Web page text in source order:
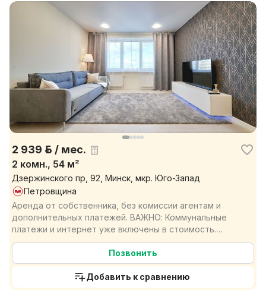
2 939 р. / мес.
2 комн., 54 м²
Дзержинского пр, 92, Минск, мкр. Юго-Запад
Петровщина
Аренда от собственника, без комиссии агентам и
дополнительных платежей. ВАЖНО: Коммунальные
платежи и интернет уже включены в стоимость.
Просторная ...
Позвонить
Добавить к сравнению